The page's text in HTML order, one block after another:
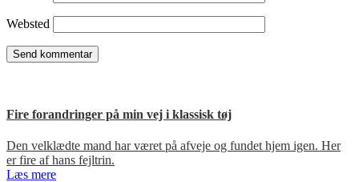
Websted
Fire forandringer på min vej i klassisk tøj
Den velklædte mand har været på afveje og fundet hjem igen. Her
er fire af hans fejltrin.
Læs mere